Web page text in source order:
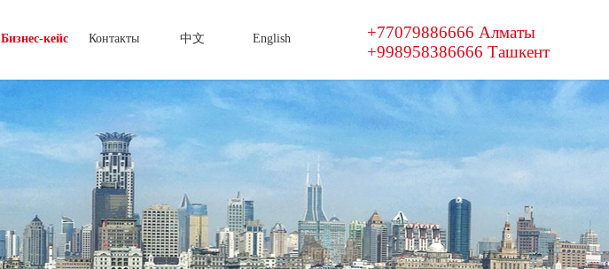
Бизнес-кейс Контакты 中文 English
+77079886666 Алматы
+998958386666 Ташкент